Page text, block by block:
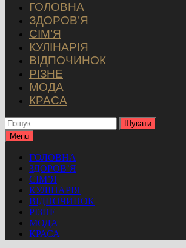
ГОЛОВНА
ЗДОРОВ’Я
СІМ’Я
КУЛІНАРІЯ
ВІДПОЧИНОК
РІЗНЕ
МОДА
КРАСА
Пошук:
Menu
ГОЛОВНА
ЗДОРОВ’Я
СІМ’Я
КУЛІНАРІЯ
ВІДПОЧИНОК
РІЗНЕ
МОДА
КРАСА